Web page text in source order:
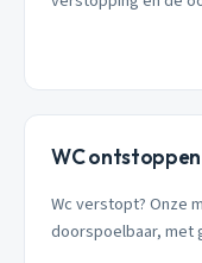
WC
Wc verstopt? Onze
doorspoelbaar, met